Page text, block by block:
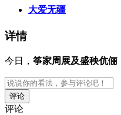
大爱无疆
详情
今日， 筝家周展及盛秧伉俪
评论
评论